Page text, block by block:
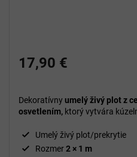
17,90 €
Dekoratívnyumelý živý plot z
osvetlením, ktorý vytvára
Umelý živý plot/prekrytie
Rozmer2 × 1 m